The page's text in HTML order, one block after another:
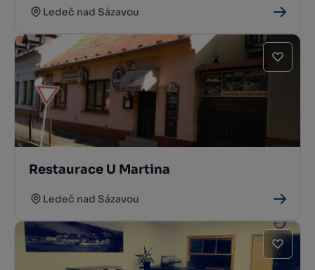
Ledeč nad Sázavou
Restaurace U Martina
Ledeč nad Sázavou